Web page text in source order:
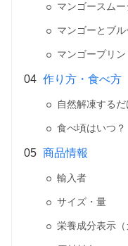
マンゴースムー
マンゴーとブ
マンゴープリン
作り方・食べ方
自然解凍する
食べ頃はいつ？
商品情報
輸入者
サイズ・量
栄養成分表示（